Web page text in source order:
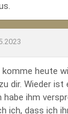
heute
dir. Wieder ist
habe ihm
ich, dass ich